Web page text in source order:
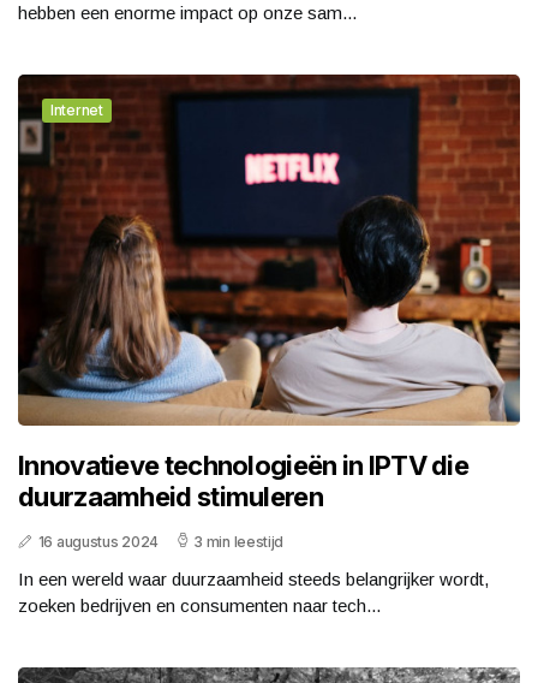
hebben een enorme impact op onze sam...
Internet
Innovatieve technologieën in IPTV die
duurzaamheid stimuleren
16 augustus 2024 3 min leestijd
In een wereld waar duurzaamheid steeds belangrijker wordt,
zoeken bedrijven en consumenten naar tech...